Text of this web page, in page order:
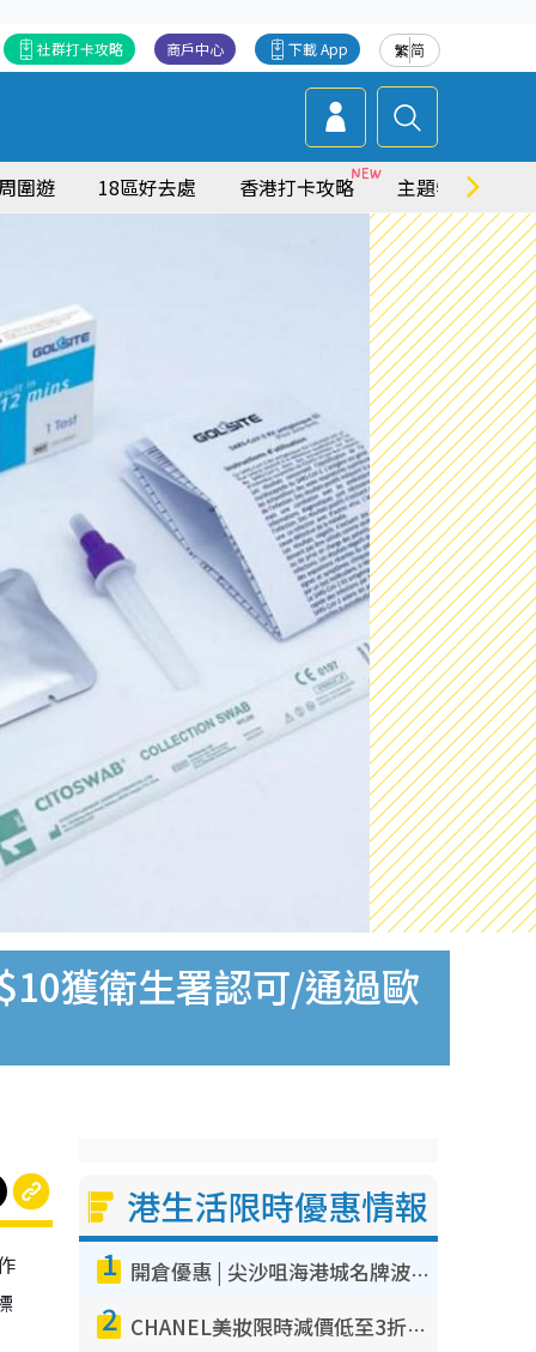
繁简
下載 App
商戶中心
社群打卡攻略
圍遊 18區好去處 香港打卡攻略 主題特集
獲衛生署認可/通過歐
港生活限時優惠情報
1 開倉優惠 | 尖沙咀海港城名牌波鞋開倉低至1折！On鞋$899起／Joy&Peace鞋履$98起
2 CHANEL美妝限時減價低至3折！人氣粉底/唇膏/精華液低至$275！COCO香水都有平